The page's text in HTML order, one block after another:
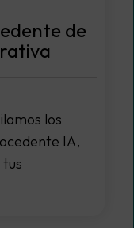
de
los
IA,